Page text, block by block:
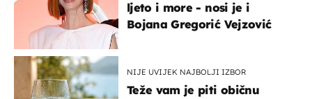
ljeto i more - nosi je i
Bojana Gregorić Vejzović
NIJE UVIJEK NAJBOLJI IZBOR
Teže vam je piti običnu